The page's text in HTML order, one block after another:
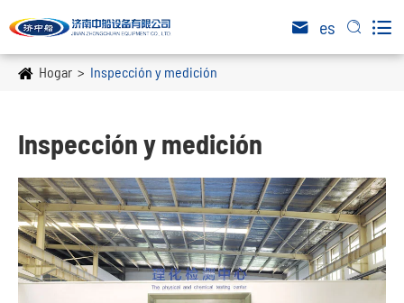
 es  
Hogar Inspección y medición
Inspección y medición